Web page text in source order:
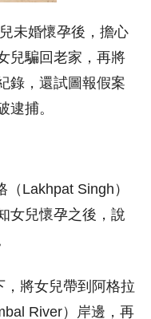
未婚懷孕後，擔心
兒騙回老家，再將
錄，還試圖報假案
逮捕。
Lakhpat Singh）
女兒懷孕之後，說
將女兒帶到阿格拉
River）岸邊，再